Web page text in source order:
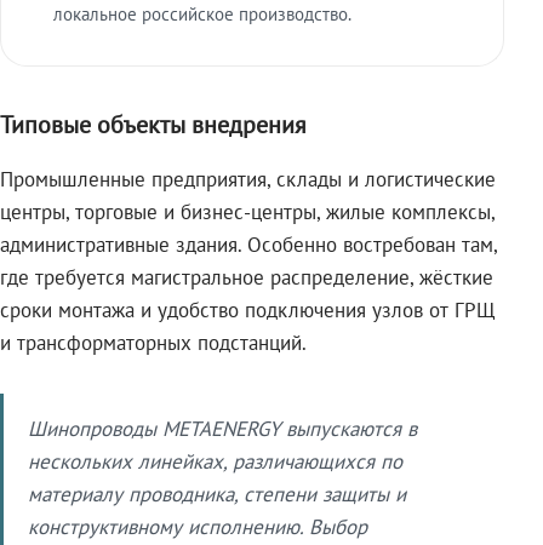
локальное российское производство.
Типовые объекты внедрения
Промышленные предприятия, склады и логистические
центры, торговые и бизнес-центры, жилые комплексы,
административные здания. Особенно востребован там,
где требуется магистральное распределение, жёсткие
сроки монтажа и удобство подключения узлов от ГРЩ
и трансформаторных подстанций.
Шинопроводы METAENERGY выпускаются в
нескольких линейках, различающихся по
материалу проводника, степени защиты и
конструктивному исполнению. Выбор